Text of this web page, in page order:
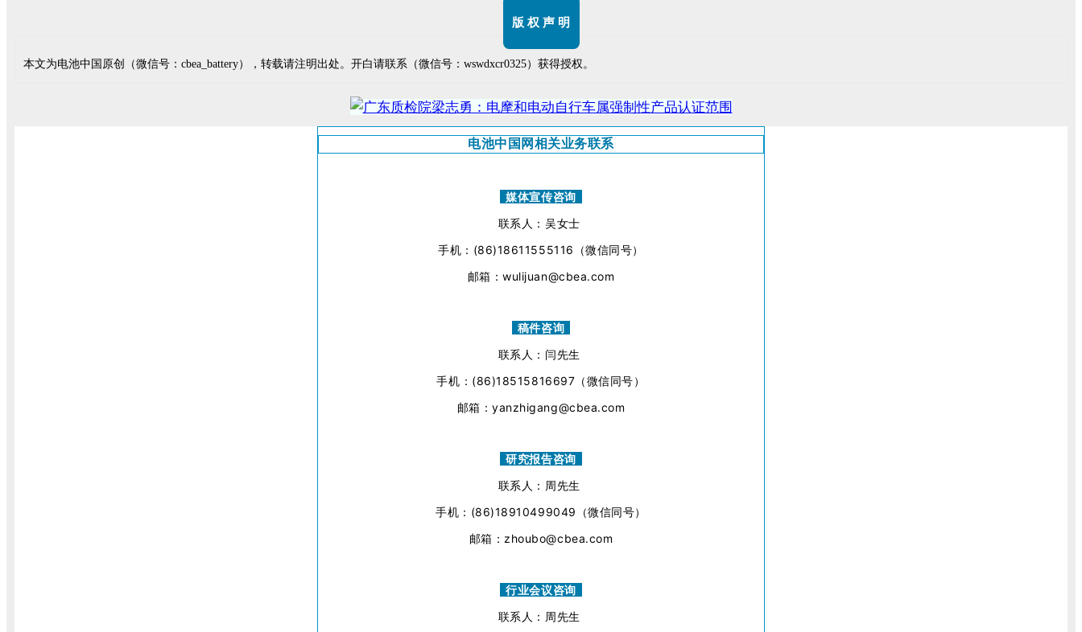
版 权 声 明
本文为电池中国原创（微信号：cbea_battery），转载请注明出处。开白请联系（微信号：wswdxcr0325）获得授权。
电池中国网相关业务联系
媒体宣传咨询
联系人：吴女士
手机：(86)18611555116（微信同号）
邮箱：wulijuan@cbea.com
稿件咨询
联系人：闫先生
手机：(86)18515816697（微信同号）
邮箱：yanzhigang@cbea.com
研究报告咨询
联系人：周先生
手机：(86)18910499049（微信同号）
邮箱：zhoubo@cbea.com
行业会议咨询
联系人：周先生